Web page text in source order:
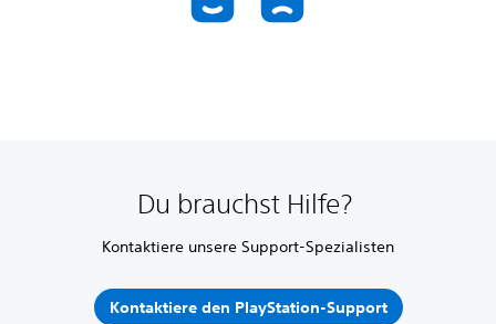
Du brauchst Hilfe?
Kontaktiere unsere Support-Spezialisten
Kontaktiere den PlayStation-Support